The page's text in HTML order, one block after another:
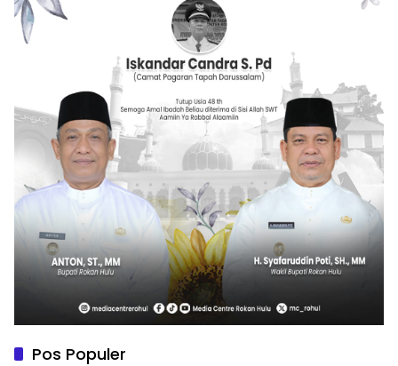
Pos Populer